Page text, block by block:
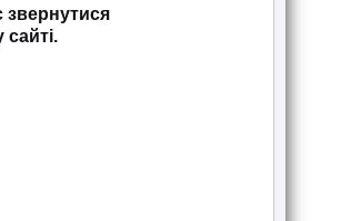
звернутися